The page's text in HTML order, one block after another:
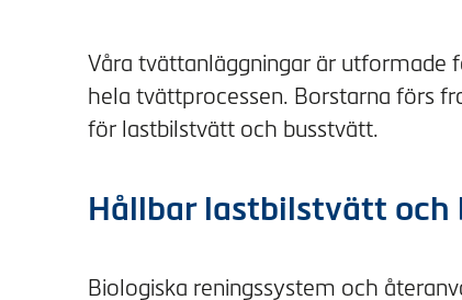
Våra tvättanläggningar är utformade
hela tvättprocessen. Borstarna förs
för lastbilstvätt och busstvätt.
Hållbar lastbilstvätt och
Biologiska reningssystem och